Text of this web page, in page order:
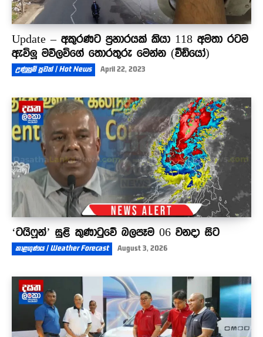
Update – අකුරණට ප්‍රහාරයක් කියා 118 අමතා රටම
ඇවිලූ මව්ලවිගේ තොරතුරු මෙන්න (වීඩියෝ)
උණුසුම් පුවත් | Hot News April 22, 2023
‘ටයිෆූන්’ සුළි කුණාටුවේ බලපෑම 06 වනදා සිට
කාළගුණය | Weather Forecast August 3, 2026